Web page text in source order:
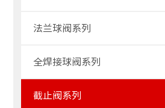
法兰球阀系列
全焊接球阀系列
截止阀系列